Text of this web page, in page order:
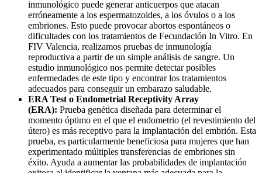
inmunológico puede generar anticuerpos que atacan
erróneamente a los espermatozoides, a los óvulos o a los
embriones. Esto puede provocar abortos espontáneos o
dificultades con los tratamientos de Fecundación In Vitro. En
FIV Valencia, realizamos pruebas de inmunología
reproductiva a partir de un simple análisis de sangre. Un
estudio inmunológico nos permite detectar posibles
enfermedades de este tipo y encontrar los tratamientos
adecuados para conseguir un embarazo saludable.
ERA Test o Endometrial Receptivity Array
(ERA): Prueba genética diseñada para determinar el
momento óptimo en el que el endometrio (el revestimiento del
útero) es más receptivo para la implantación del embrión. Esta
prueba, es particularmente beneficiosa para mujeres que han
experimentado múltiples transferencias de embriones sin
éxito. Ayuda a aumentar las probabilidades de implantación